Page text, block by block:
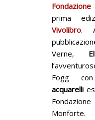
prima
Vivolibro.
Verne,
Fogg
acquarelli
Monforte.